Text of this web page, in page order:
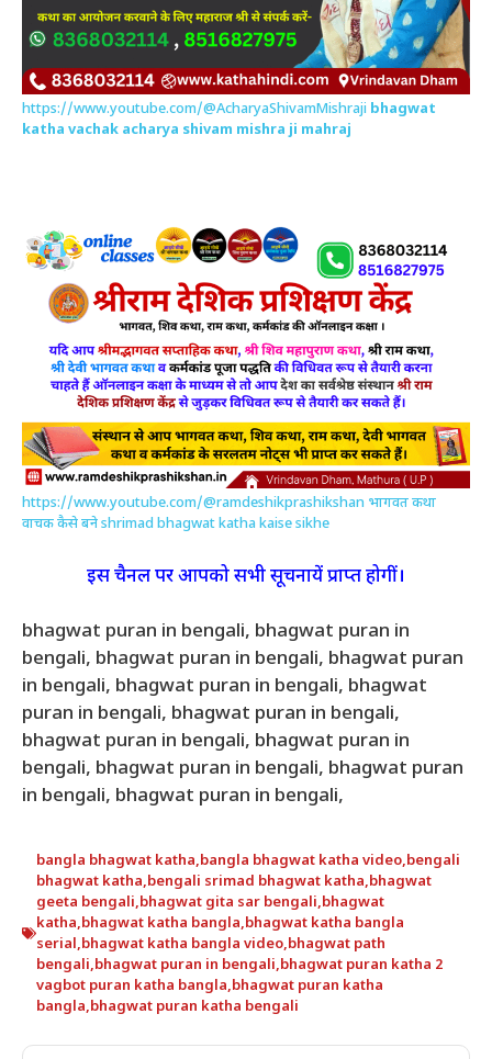
https://www.youtube.com/@AcharyaShivamMishraji bhagwat
katha vachak acharya shivam mishra ji mahraj
https://www.youtube.com/@ramdeshikprashikshan भागवत कथा
वाचक कैसे बने shrimad bhagwat katha kaise sikhe
इस चैनल पर आपको सभी सूचनायें प्राप्त होगीं।
bhagwat puran in bengali, bhagwat puran in
bengali, bhagwat puran in bengali, bhagwat puran
in bengali, bhagwat puran in bengali, bhagwat
puran in bengali, bhagwat puran in bengali,
bhagwat puran in bengali, bhagwat puran in
bengali, bhagwat puran in bengali, bhagwat puran
in bengali, bhagwat puran in bengali,
bangla bhagwat katha,bangla bhagwat katha video,bengali
bhagwat katha,bengali srimad bhagwat katha,bhagwat
geeta bengali,bhagwat gita sar bengali,bhagwat
katha,bhagwat katha bangla,bhagwat katha bangla
serial,bhagwat katha bangla video,bhagwat path
bengali,bhagwat puran in bengali,bhagwat puran katha 2
vagbot puran katha bangla,bhagwat puran katha
bangla,bhagwat puran katha bengali